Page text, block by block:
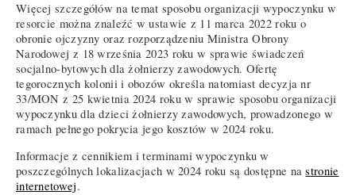
Więcej szczegółów na temat sposobu organizacji wypoczynku w
resorcie można znaleźć w ustawie z 11 marca 2022 roku o
obronie ojczyzny oraz rozporządzeniu Ministra Obrony
Narodowej z 18 września 2023 roku w sprawie świadczeń
socjalno-bytowych dla żołnierzy zawodowych. Ofertę
tegorocznych kolonii i obozów określa natomiast decyzja nr
33/MON z 25 kwietnia 2024 roku w sprawie sposobu organizacji
wypoczynku dla dzieci żołnierzy zawodowych, prowadzonego w
ramach pełnego pokrycia jego kosztów w 2024 roku.
Informacje z cennikiem i terminami wypoczynku w
poszczególnych lokalizacjach w 2024 roku są dostępne nastronie
internetowej.